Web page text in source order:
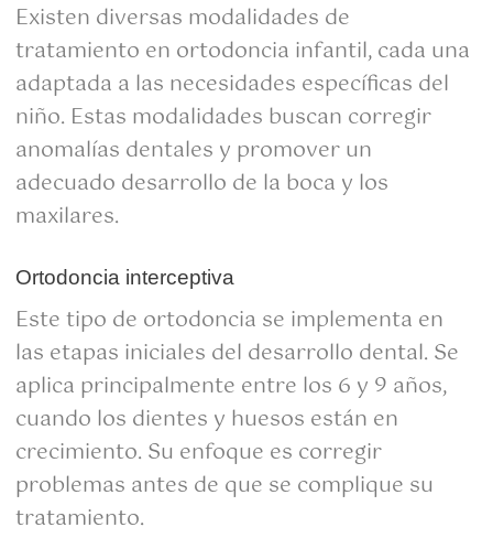
Existen diversas modalidades de
tratamiento en ortodoncia infantil, cada una
adaptada a las necesidades específicas del
niño. Estas modalidades buscan corregir
anomalías dentales y promover un
adecuado desarrollo de la boca y los
maxilares.
Ortodoncia interceptiva
Este tipo de ortodoncia se implementa en
las etapas iniciales del desarrollo dental. Se
aplica principalmente entre los 6 y 9 años,
cuando los dientes y huesos están en
crecimiento. Su enfoque es corregir
problemas antes de que se complique su
tratamiento.